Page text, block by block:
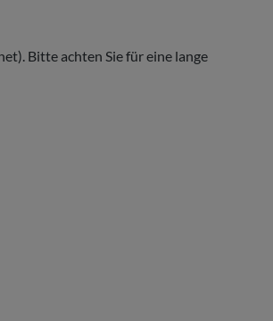
Bitte achten Sie für eine lange